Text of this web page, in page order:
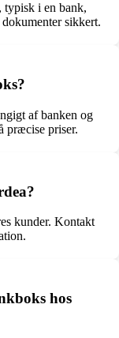
typisk i en bank,
sikkert.
af banken og
præcise priser.
kunder. Kontakt
hos